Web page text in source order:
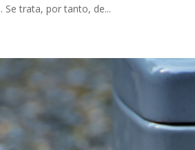
Se trata, por tanto, de...